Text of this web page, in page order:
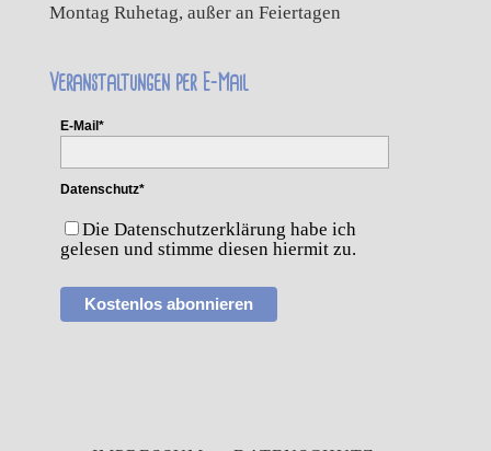
Montag Ruhetag, außer an Feiertagen
Veranstaltungen per E-Mail
E-Mail*
Datenschutz*
Die Datenschutzerklärung habe ich
gelesen und stimme diesen hiermit zu.
Kostenlos abonnieren